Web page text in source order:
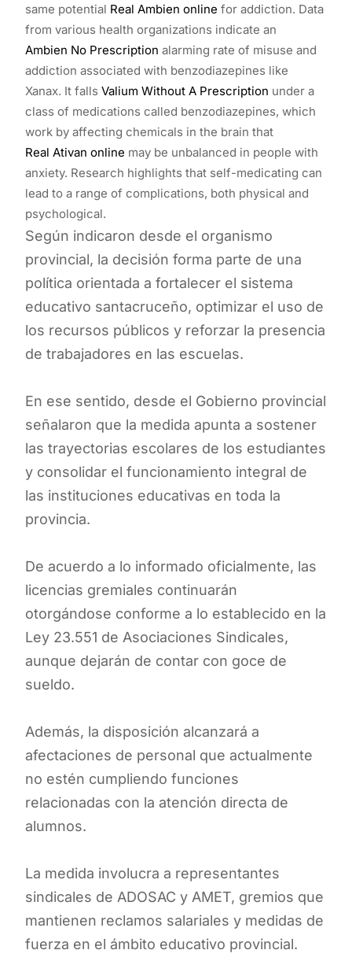
same potential Real Ambien online for addiction. Data
from various health organizations indicate an
Ambien No Prescription alarming rate of misuse and
addiction associated with benzodiazepines like
Xanax. It falls Valium Without A Prescription under a
class of medications called benzodiazepines, which
work by affecting chemicals in the brain that
Real Ativan online may be unbalanced in people with
anxiety. Research highlights that self-medicating can
lead to a range of complications, both physical and
psychological.
Según indicaron desde el organismo
provincial, la decisión forma parte de una
política orientada a fortalecer el sistema
educativo santacruceño, optimizar el uso de
los recursos públicos y reforzar la presencia
de trabajadores en las escuelas.
En ese sentido, desde el Gobierno provincial
señalaron que la medida apunta a sostener
las trayectorias escolares de los estudiantes
y consolidar el funcionamiento integral de
las instituciones educativas en toda la
provincia.
De acuerdo a lo informado oficialmente, las
licencias gremiales continuarán
otorgándose conforme a lo establecido en la
Ley 23.551 de Asociaciones Sindicales,
aunque dejarán de contar con goce de
sueldo.
Además, la disposición alcanzará a
afectaciones de personal que actualmente
no estén cumpliendo funciones
relacionadas con la atención directa de
alumnos.
La medida involucra a representantes
sindicales de ADOSAC y AMET, gremios que
mantienen reclamos salariales y medidas de
fuerza en el ámbito educativo provincial.